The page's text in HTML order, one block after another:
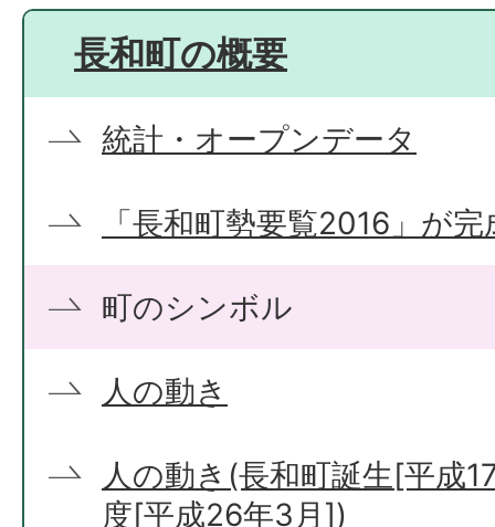
長和町の概要
統計・オープンデータ
「長和町勢要覧2016」が
町のシンボル
人の動き
人の動き(長和町誕生[平成
度[平成26年3月])